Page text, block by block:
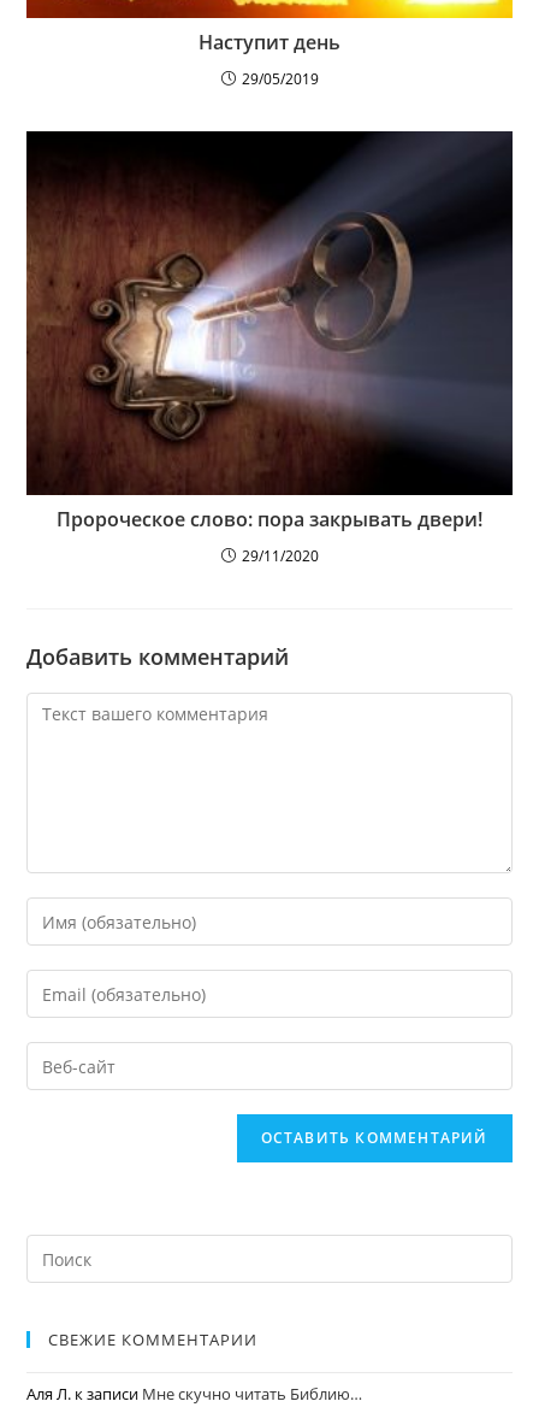
Наступит день
29/05/2019
Пророческое слово: пора закрывать двери!
29/11/2020
Добавить комментарий
СВЕЖИЕ КОММЕНТАРИИ
Аля Л. к записи Мне скучно читать Библию…